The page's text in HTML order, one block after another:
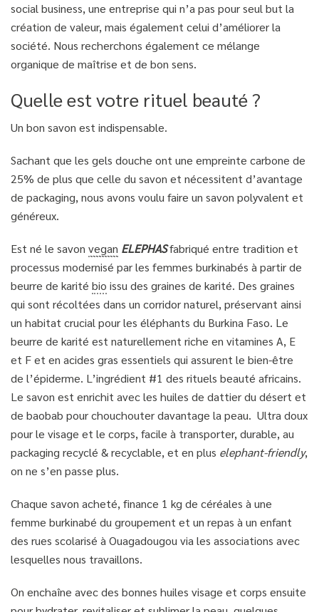
social business, une entreprise qui n’a pas pour seul but la
création de valeur, mais également celui d’améliorer la
société. Nous recherchons également ce mélange
organique de maîtrise et de bon sens.
Quelle est votre rituel beauté ?
Un bon savon est indispensable.
Sachant que les gels douche ont une empreinte carbone de
25% de plus que celle du savon et nécessitent d’avantage
de packaging, nous avons voulu faire un savon polyvalent et
généreux.
Est né le savon vegan ELEPHASfabriqué entre tradition et
processus modernisé par les femmes burkinabés à partir de
beurre de karité bio issu des graines de karité. Des graines
qui sont récoltées dans un corridor naturel, préservant ainsi
un habitat crucial pour les éléphants du Burkina Faso. Le
beurre de karité est naturellement riche en vitamines A, E
et F et en acides gras essentiels qui assurent le bien-être
de l’épiderme. L’ingrédient #1 des rituels beauté africains.
Le savon est enrichit avec les huiles de dattier du désert et
de baobab pour chouchouter davantage la peau. Ultra doux
pour le visage et le corps, facile à transporter, durable, au
packaging recyclé & recyclable, et en plus elephant-friendly,
on ne s’en passe plus.
Chaque savon acheté, finance 1 kg de céréales à une
femme burkinabé du groupement et un repas à un enfant
des rues scolarisé à Ouagadougou via les associations avec
lesquelles nous travaillons.
On enchaîne avec des bonnes huiles visage et corps ensuite